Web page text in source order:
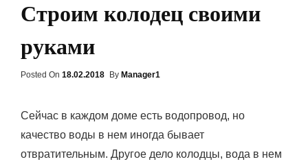
Строим колодец своими
руками
Posted On Posted
18.02.2018 By Manager1
Сейчас в каждом доме есть водопровод, но
качество воды в нем иногда бывает
отвратительным. Другое дело колодцы, вода в нем